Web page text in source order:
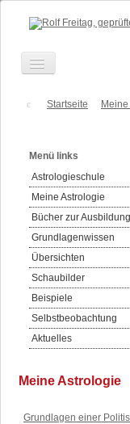
Toggle
Über mich
Ausbildung
Anfahrt
Termine
Kontakt
Honorare
Links
Startseite
Menü links
Astrologieschule
Meine Astrologie
Bücher zur Ausbildung
Grundlagenwissen
Übersichten
Schaubilder
Beispiele
Selbstbeobachtung
Aktuelles
Meine Astrologie
Grundlagen einer